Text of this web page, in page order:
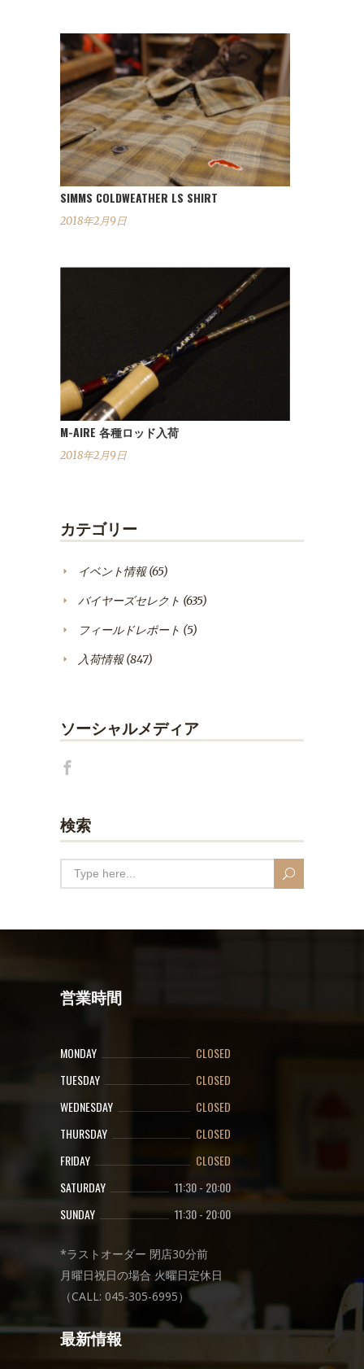
SIMMS COLDWEATHER LS SHIRT
2018年2月9日
M-AIRE 各種ロッド入荷
2018年2月9日
カテゴリー
イベント情報(65)
バイヤーズセレクト (635)
フィールドレポート (5)
入荷情報(847)
ソーシャルメディア
検索
営業時間
MONDAY
CLOSED
TUESDAY
CLOSED
WEDNESDAY
CLOSED
THURSDAY
CLOSED
FRIDAY
CLOSED
SATURDAY
11:30- 20:00
SUNDAY
11:30-20:00
*ラストオーダー 閉店30分前
月曜日祝日の場合 火曜日定休日
（CALL: 045-305-6995）
最新情報